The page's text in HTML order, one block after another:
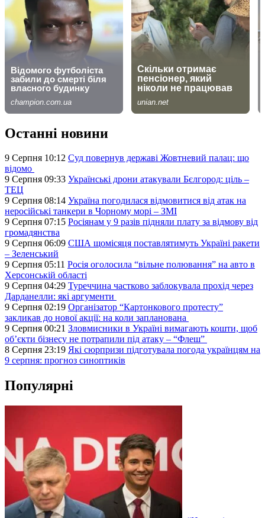
Останні новини
9 Серпня 10:12 Суд повернув державі Жовтневий палац: що
відомо
9 Серпня 09:33 Українські дрони атакували Бєлгород: ціль –
ТЕЦ
9 Серпня 08:14 Україна погодилася відмовитися від атак на
неросійські танкери в Чорному морі – ЗМІ
9 Серпня 07:15 Росіянам у 9 разів підняли плату за відмову від
громадянства
9 Серпня 06:09 США щомісяця поставлятимуть Україні ракети
– Зеленський
9 Серпня 05:11 Росія оголосила “вільне полювання” на авто в
Херсонській області
9 Серпня 04:29 Туреччина частково заблокувала прохід через
Дарданелли: які аргументи
9 Серпня 02:19 Організатор “Картонкового протесту”
закликав до нової акції: на коли запланована
9 Серпня 00:21 Зловмисники в Україні вимагають кошти, щоб
об’єкти бізнесу не потрапили під атаку – “Флеш”
8 Серпня 23:19 Які сюрпризи підготувала погода українцям на
9 серпня: прогноз синоптиків
Популярні